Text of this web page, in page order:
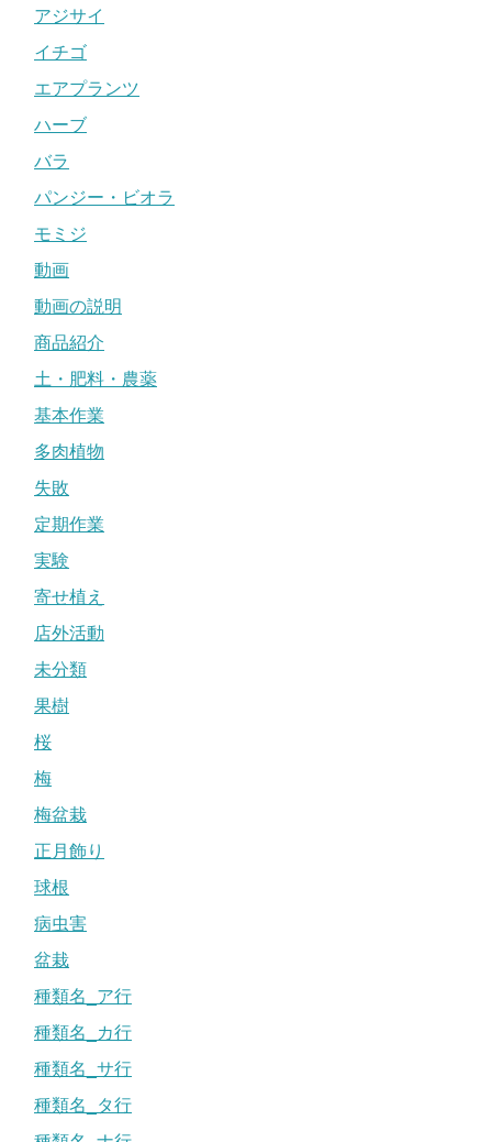
アジサイ
イチゴ
エアプランツ
ハーブ
バラ
パンジー・ビオラ
モミジ
動画
動画の説明
商品紹介
土・肥料・農薬
基本作業
多肉植物
失敗
定期作業
実験
寄せ植え
店外活動
未分類
果樹
桜
梅
梅盆栽
正月飾り
球根
病虫害
盆栽
種類名_ア行
種類名_カ行
種類名_サ行
種類名_タ行